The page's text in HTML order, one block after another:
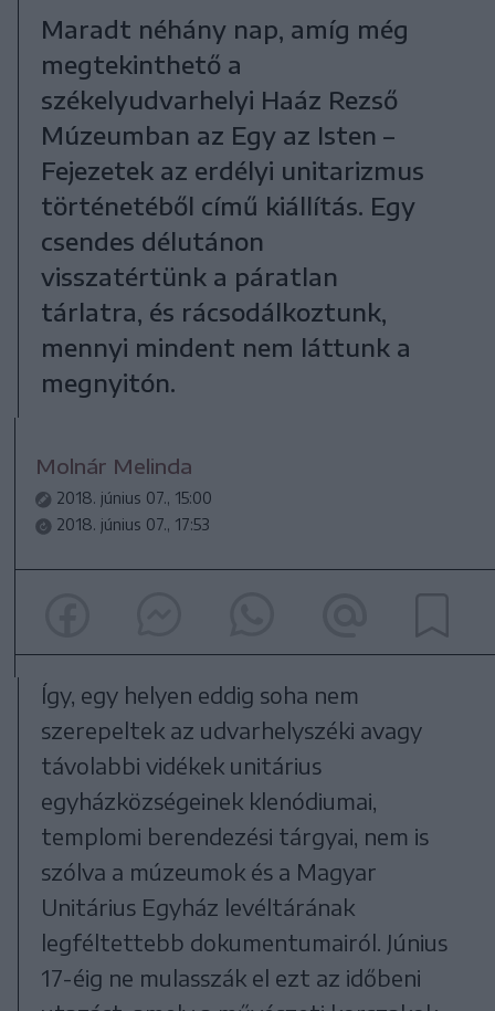
Maradt néhány nap, amíg még
megtekinthető a
székelyudvarhelyi Haáz Rezső
Múzeumban az Egy az Isten –
Fejezetek az erdélyi unitarizmus
történetéből című kiállítás. Egy
csendes délutánon
visszatértünk a páratlan
tárlatra, és rácsodálkoztunk,
mennyi mindent nem láttunk a
megnyitón.
Molnár Melinda
2018. június 07., 15:00
2018. június 07., 17:53
Így, egy helyen eddig soha nem
szerepeltek az udvarhelyszéki avagy
távolabbi vidékek unitárius
egyházközségeinek klenódiumai,
templomi berendezési tárgyai, nem is
szólva a múzeumok és a Magyar
Unitárius Egyház levéltárának
legféltettebb dokumentumairól. Június
17-éig ne mulasszák el ezt az időbeni